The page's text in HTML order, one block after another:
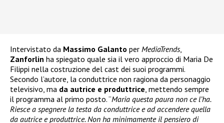
Intervistato da Massimo Galanto per MediaTrends,
Zanforlin ha spiegato quale sia il vero approccio di Maria De
Filippi nella costruzione del cast dei suoi programmi.
Secondo l’autore, la conduttrice non ragiona da personaggio
televisivo, ma da autrice e produttrice, mettendo sempre
il programma al primo posto. “Maria questa paura non ce l’ha.
Riesce a spegnere la testa da conduttrice e ad accendere quella
da autrice e produttrice. Non ha minimamente il pensiero di